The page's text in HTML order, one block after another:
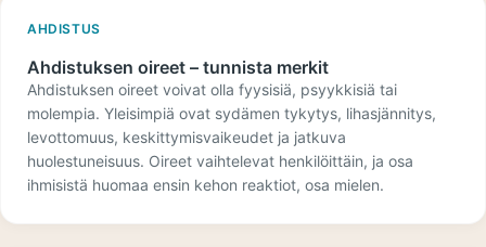
AHDISTUS
Ahdistuksen oireet – tunnista merkit
Ahdistuksen oireet voivat olla fyysisiä, psyykkisiä tai
molempia. Yleisimpiä ovat sydämen tykytys, lihasjännitys,
levottomuus, keskittymisvaikeudet ja jatkuva
huolestuneisuus. Oireet vaihtelevat henkilöittäin, ja osa
ihmisistä huomaa ensin kehon reaktiot, osa mielen.